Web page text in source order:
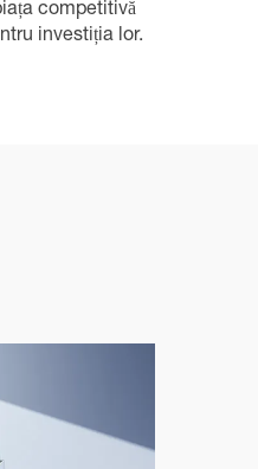
competitivă
investiția lor.